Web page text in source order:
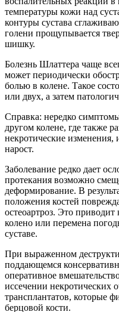
температуры кожи над
контуры сустава
голени прощупывается
шишку.
Болезнь Шлаттера чаще
может периодически
болью в колене. Такое
или двух, а затем
Справка: нередко
другом колене, где также
некротические
нарост.
Заболевание редко дает
протекания возможно
деформирование. В
положения костей
остеоартроз. Это приводит
колено или перемена
суставе.
При выраженном
поддающемся
оперативное
иссечении некротических
трансплантатов, которые
берцовой кости.